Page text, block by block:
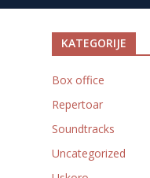
KATEGORIJE
Box office
Repertoar
Soundtracks
Uncategorized